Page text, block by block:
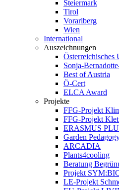
Steiermark
Tirol
Vorarlberg
Wien
International
Auszeichnungen
Österreichisches
Sonja-
Best of Austria
Ö-Cert
ELCA Award
Projekte
FFG-Projekt
FFG-Projekt
ERASMUS
Garden
ARCADIA
Plants4cooling
Beratung
Projekt
LE-Projekt